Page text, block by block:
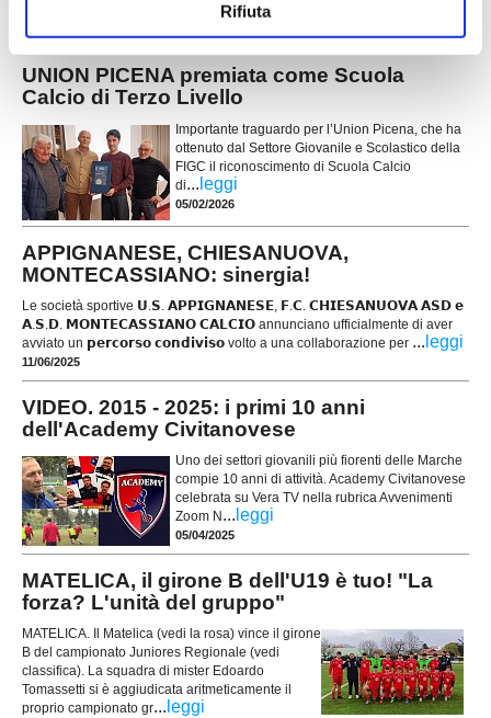
Rifiuta
UNION PICENA premiata come Scuola
Calcio di Terzo Livello
Importante traguardo per l’Union Picena, che ha
ottenuto dal Settore Giovanile e Scolastico della
FIGC il riconoscimento di Scuola Calcio
di... leggi
05/02/2026
APPIGNANESE, CHIESANUOVA,
MONTECASSIANO: sinergia!
Le società sportive 𝗨.𝗦. 𝗔𝗣𝗣𝗜𝗚𝗡𝗔𝗡𝗘𝗦𝗘, 𝗙.𝗖. 𝗖𝗛𝗜𝗘𝗦𝗔𝗡𝗨𝗢𝗩𝗔 𝗔𝗦𝗗 𝗲
𝗔.𝗦.𝗗. 𝗠𝗢𝗡𝗧𝗘𝗖𝗔𝗦𝗦𝗜𝗔𝗡𝗢 𝗖𝗔𝗟𝗖𝗜𝗢 annunciano ufficialmente di aver
avviato un 𝗽𝗲𝗿𝗰𝗼𝗿𝘀𝗼 𝗰𝗼𝗻𝗱𝗶𝘃𝗶𝘀𝗼 volto a una collaborazione per ... leggi
11/06/2025
VIDEO. 2015 - 2025: i primi 10 anni
dell'Academy Civitanovese
Uno dei settori giovanili più fiorenti delle Marche
compie 10 anni di attività. Academy Civitanovese
celebrata su Vera TV nella rubrica Avvenimenti
Zoom N ... leggi
05/04/2025
MATELICA, il girone B dell'U19 è tuo! "La
forza? L'unità del gruppo"
MATELICA. Il Matelica (vedi la rosa) vince il girone
B del campionato Juniores Regionale (vedi
classifica). La squadra di mister Edoardo
Tomassetti si è aggiudicata aritmeticamente il
proprio campionato gr... leggi